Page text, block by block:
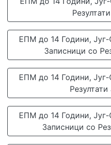
ЕПМ до 14 Години, Југ-
Записници со
ЕПМ до 14 Години, Југ-
ЕПМ до 14 Години, Југ-
Записници со